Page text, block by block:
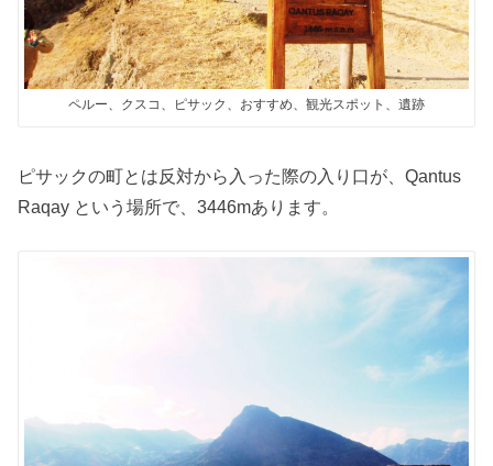
ペルー、クスコ、ピサック、おすすめ、観光スポット、遺跡
ピサックの町とは反対から入った際の入り口が、Qantus
Raqay という場所で、3446mあります。